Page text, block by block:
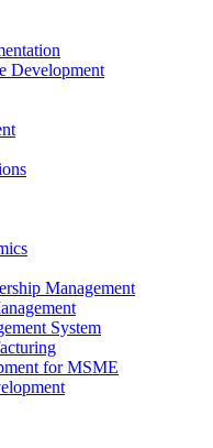
Development
Management
System
for MSME